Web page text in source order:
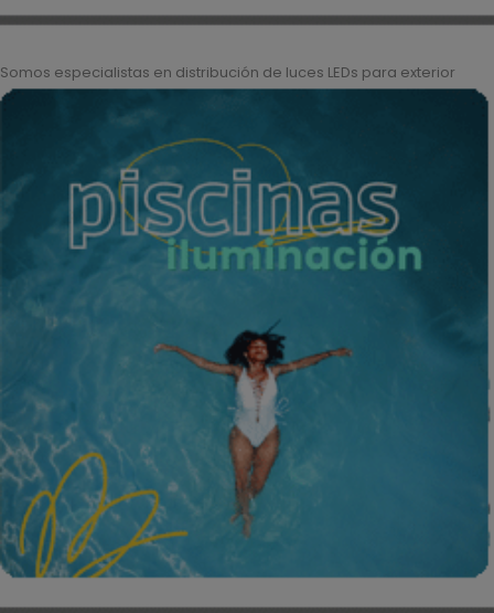
Somos especialistas en distribución de luces LEDs para exterior